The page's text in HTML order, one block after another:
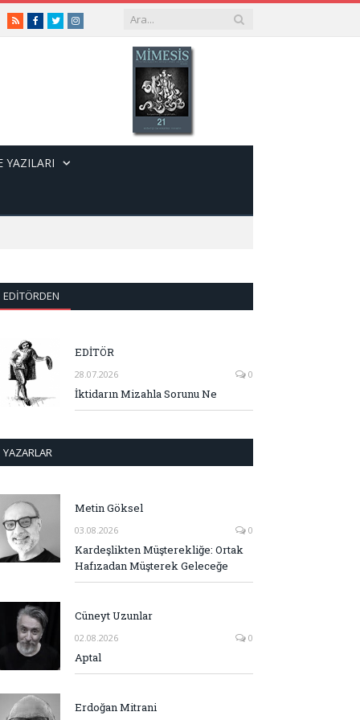
RSSFacebook
TwitterInstagram
YAZILARI
EDITÖRDEN
EDİTÖR
28.07.2026 0
İktidarın Mizahla Sorunu Ne
YAZARLAR
Metin Göksel
03.08.2026 0
Kardeşlikten Müşterekliğe: Ortak
Hafızadan Müşterek Geleceğe
Cüneyt Uzunlar
02.08.2026 0
Aptal
Erdoğan Mitrani